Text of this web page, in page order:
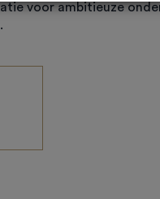
voor ambitieuze